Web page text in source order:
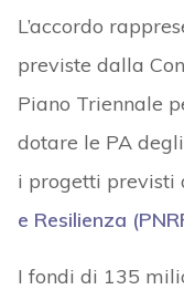
L’accordo
previste dalla
Piano Triennale
dotare le PA
i progetti previsti
e Resilienza
I fondi di 135